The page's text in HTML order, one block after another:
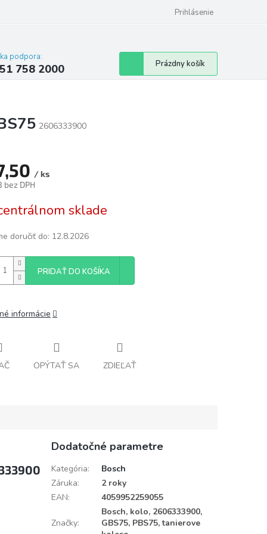
Prihlásenie
podpora:
758 2000
Nákupný
košík
Prázdny košík
2606333900
/ ks
bez DPH
sklade
doručiť do: 12.8.2026
PRIDAŤ DO KOŠÍKA
informácie
OPÝTAŤ SA ZDIEĽAŤ
Dodatočné parametre
Kategória:
Bosch
Záruka:
2 roky
EAN: 4059952259055
Značky:
Bosch, kolo, 2606333900,
GBS75, PBS75, tanierove